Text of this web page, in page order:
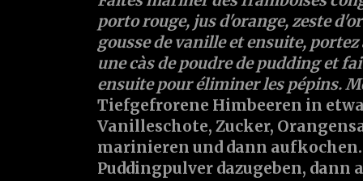
portorouge, jus d'orange,zeste
gousse devanilleet ensuite,
une càs depoudre de puddinget
ensuite pour éliminer les pépins.
Tiefgefrorene Himbeeren in
Vanilleschote, Zucker,
marinieren und dann aufkochen.
Puddingpulver dazugeben, dann